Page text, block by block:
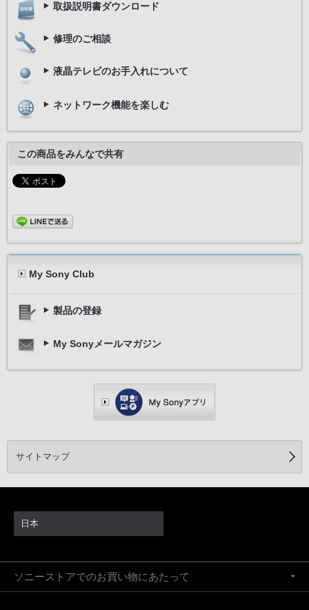
取扱説明書ダウンロード
修理のご相談
液晶テレビのお手入れについて
ネットワーク機能を楽しむ
この商品をみんなで共有
My Sony Club
製品の登録
My Sonyメールマガジン
サイトマップ
日本
ソニーストアでのお買い物にあたって